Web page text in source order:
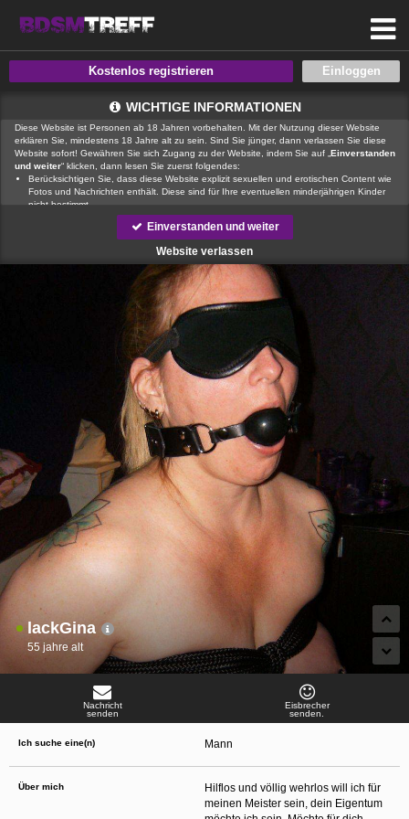
Kostenlos registrieren
WICHTIGE INFORMATIONEN
Diese Website ist Personen ab 18 Jahren vorbehalten. Mit der Nutzung dieser Website
erklären Sie, mindestens 18 Jahre alt zu sein. Sind Sie jünger, dann verlassen Sie diese
Website sofort! Gewähren Sie sich Zugang zu der Website, indem Sie auf „ Einverstanden
und weiter“ klicken, dann lesen Sie zuerst folgendes:
Berücksichtigen Sie, dass diese Website explizit sexuellen und erotischen Content wie
Fotos und Nachrichten enthält. Diese sind für Ihre eventuellen minderjährigen Kinder
nicht bestimmt.
, der Betreiber dieser Website, verfügt über keine Mittel, um die Inhalte
von Profilen der Nutzer dieser Website zu kontrollieren.
in der Lage, Nutzer dieser Website auf eine strafrechtliche Vergangenheit zu prüfen.
Sie müssen daher selbst die nötige Sorgfalt walten lassen bei der Beurteilung, ob ein
Profil irreführend ist oder falsche Informationen enthält oder ob ein Nutzer dieser
Website Sie täuschen oder betrügen will.
Wir setzen auf unserer Website Cookies ein. Cookies sind kleine Dateien, die
zusammen mit den eigentlich angeforderten Daten aus dem Internet an Ihren Browser
übermittelt werden und die es ermöglichen, auf Ihrem Zugriffsgerät spezifische, auf das
Gerät bezogene Informationen zu speichern.
Seien Sie vorsichtig, wenn Sie über diese Website mit Fremden kommunizieren. Sie
wissen schließlich nie, ob diese gute oder schlechte Absichten hegen. Verwenden Sie
auf der Website daher nie Ihren Nachnamen, E-Mail-Adresse, Wohn- oder
Arbeitsanschrift, Telefonnummer oder andere auf Sie zurückführbare Angaben.
Setzt jemand Sie über diese Website unter Druck, um z. B. persönliche
oder finanzielle Angaben zu machen? Beenden Sie dann unverzüglich
die Kommunikation mit dieser Person. Bedenken Sie, dass Menschen in
der Lage sind, sich solche Angaben auf listige Weise von Ihnen zu
erschleichen. Kommunizieren Sie daher über diese Website immer
aufmerksam und vorsichtig.
behält sich das Recht vor, selbst Profile auf dieser Website zu
erstellen und darüber Nachrichten an Sie als Nutzer zu senden. Mit Ihrer Nutzung
dieser Website verstehen und akzeptieren Sie, dass einige der Profile auf dieser
Website fingiert sind. Diese fingierten Profile dienen lediglich dem Austausch von
Nachrichten; physische Vereinbarungen mit Personen hinter fingierten Profilen sind
folglich nicht möglich.
Verhindern Sie, dass Ihre minderjährigen Kinder mit erotischen oder für Minderjährige
anderweitig ungeeigneten Netzinhalten in Berührung kommen. Dafür einige Tips:
Installieren Sie ein Jugendschutzprogramm auf Ihrem Gerät. Beispielsweise
Safety Surf
. Diese Programme blockieren den Zugang zu
bestimmten Websites und Netzinhalten. Oft blockieren diese Programme
standardmäßig eine große Anzahl von Websites, von denen angenommen wird,
dass sie sich für Minderjährige nicht eignen. Über Updates können neue Websites
hinzugefügt werden.
Wenden Sie sich an Ihren Internetprovider. Es gibt Internetprovider, die einen Filter
Kontrollieren Sie Ihren Internetbrowser. Machen Sie sich mit der Funktion Ihres
Internetbrowsers vertraut, so dass Sie nachsehen können, welche Websites von
Kinder auf den Besuch unerwünschter Websites an und vermitteln Sie ihnen, dass
Sprechen Sie mit Ihren Kindern. Vermitteln Sie Ihren minderjährigen Kindern, dass
sie Fremden, z. B. auf einer Chat-Website, nie persönliche Angaben machen sollen.
Bringen Sie ihnen auch bei, dass viele Menschen im Internet ihre wahre Identität
Einverstanden und weiter
Website verlassen
lackGina
55 jahre alt
Nachricht
senden
Eisbrecher
senden.
Ich suche eine(n) Mann
Über mich
Hilflos und völlig wehrlos will ich für
meinen Meister sein, dein Eigentum